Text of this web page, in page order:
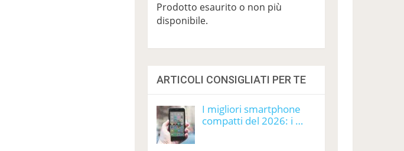
Prodotto esaurito o non più
disponibile.
ARTICOLI CONSIGLIATI PER TE
I migliori smartphone
compatti del 2026: i …